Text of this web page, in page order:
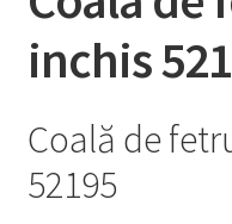
inchis
Coală de
52195